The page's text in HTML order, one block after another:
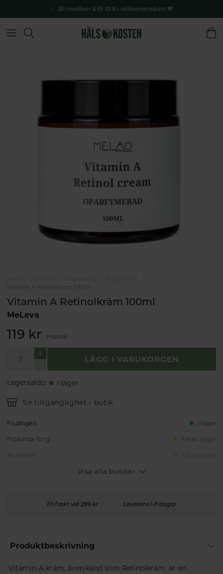
Bli medlem & få 10 % i välkomstrabatt 💚
Vitamin A Retinolkräm 100ml
Vitamin A Retinolkräm 100ml
MeLeva
119 kr Historik
LÄGG I VARUKORGEN
Lagersaldo: I lager
Se tillgänglighet i butik
Fruängen I lager
Frölunda Torg Fåtal i lager
Visa alla butiker
Fri frakt vid 299 kr Leverans 1-3 dagar
Produktbeskrivning
Vitamin-A kräm, även känd som Retinolkräm, är en